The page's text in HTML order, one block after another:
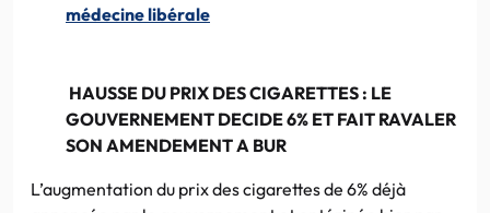
médecine libérale
HAUSSE DU PRIX DES CIGARETTES : LE
GOUVERNEMENT DECIDE 6% ET FAIT RAVALER
SON AMENDEMENT A BUR
L’augmentation du prix des cigarettes de 6% déjà